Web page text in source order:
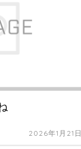
2026年1月21日